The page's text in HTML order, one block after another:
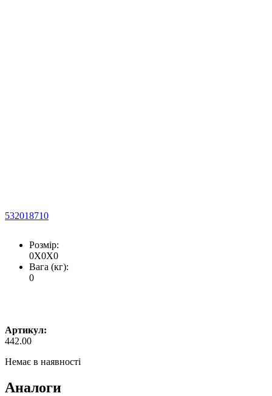
532018710
Розмір:
0X0X0
Вага (кг):
0
Артикул:
442.00
Немає в наявності
Аналоги